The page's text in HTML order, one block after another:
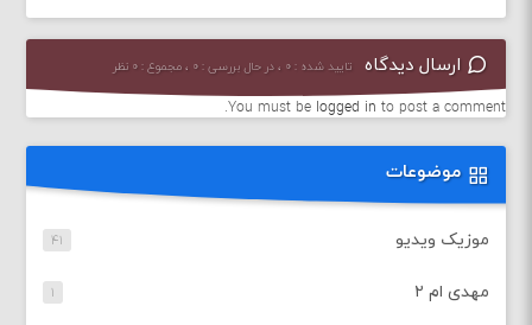
ارسال دیدگاه تایید شده : ۰ ، در حال بررسی : ۰ ، مجموع : ۰ نظر
You must be logged in to post a comment.
موضوعات
موزیک ویدیو ۴۱
مهدی ام ۲ ۱